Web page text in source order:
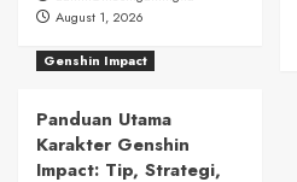
August 1, 2026
Genshin Impact
Panduan Utama
Karakter Genshin
Impact: Tip, Strategi,